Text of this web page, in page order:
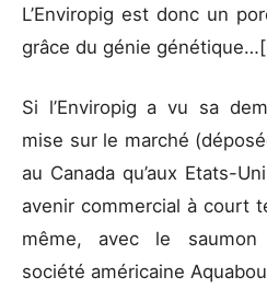
L’Enviropig est donc un
grâce du génie
Si l’Enviropig a vu sa
mise sur le marché
au Canada qu’aux Etats-
avenir commercial à court
même, avec le saumon
société américaine